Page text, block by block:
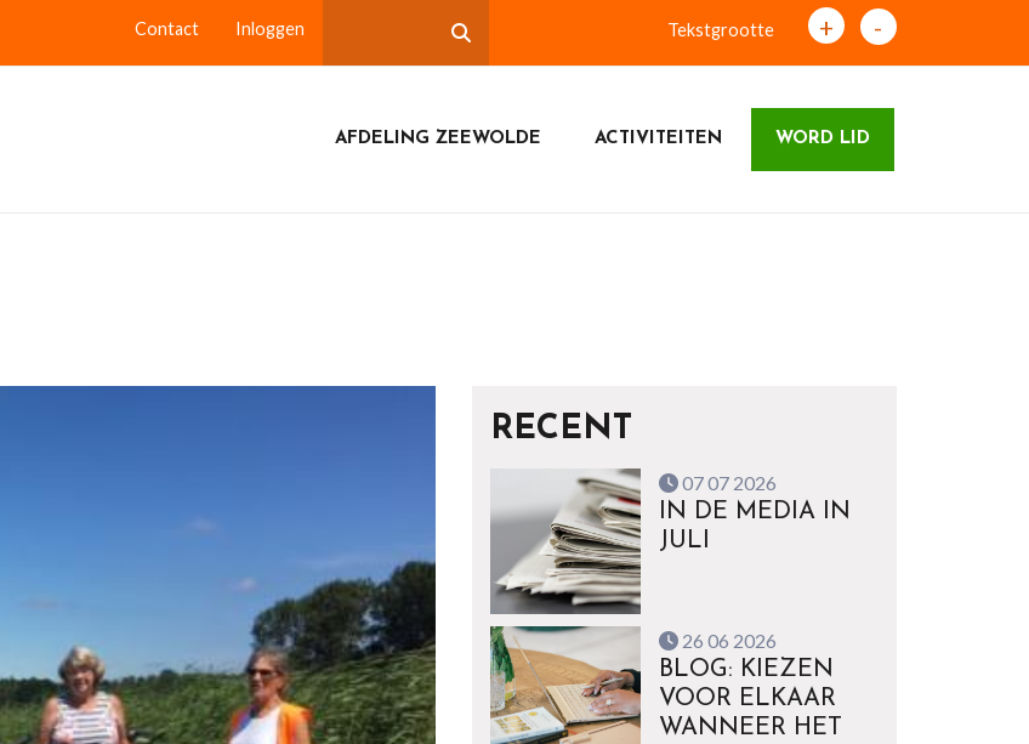
Contact Inloggen Tekstgrootte + -
AFDELING ZEEWOLDE ACTIVITEITEN WORD LID
RECENT
07 07 2026
IN DE MEDIA IN
JULI
26 06 2026
BLOG: KIEZEN
VOOR ELKAAR
WANNEER HET